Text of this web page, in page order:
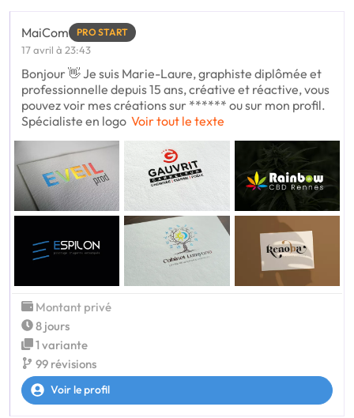
MaiCom PRO START
17 avril à 23:43
Bonjour 👋 Je suis Marie-Laure, graphiste diplômée et
professionnelle depuis 15 ans, créative et réactive, vous
pouvez voir mes créations sur ****** ou sur mon profil.
Spécialiste en logo Voir tout le texte
Montant privé
8 jours
1 variante
99 révisions
Voir le profil